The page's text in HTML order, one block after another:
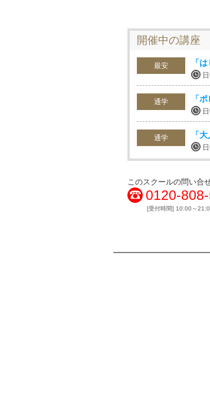
開催中の講座
最安 「
通学 「
通学 「
このスクールの問い合
0120-
[受付時間] 10:00～